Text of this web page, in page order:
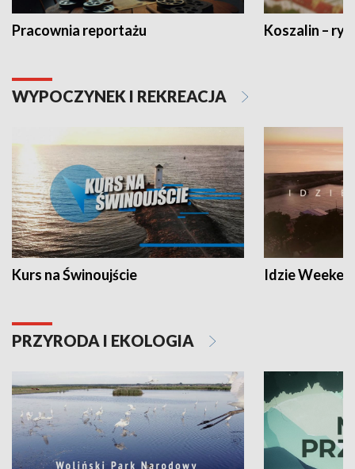
Pracownia reportażu Koszalin –
WYPOCZYNEK I REKREACJA
Kurs na Świnoujście Idzie
PRZYRODA I EKOLOGIA